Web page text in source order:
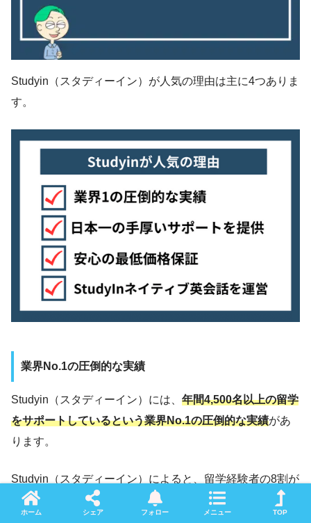
Studyin（スタディーイン）が人気の理由は主に4つありま
す。
業界No.1の圧倒的な実績
Studyin（スタディーイン）には、 年間4,500名以上の留学
をサポートしているという業界No.1の圧倒的な実績があ
ります。
Studyin（スタディーイン）によると、留学経験者の8割が
「楽しかったけど英語力が伸びなかった」と感じているそ
ホーム シェア フォロー メニュー TOP